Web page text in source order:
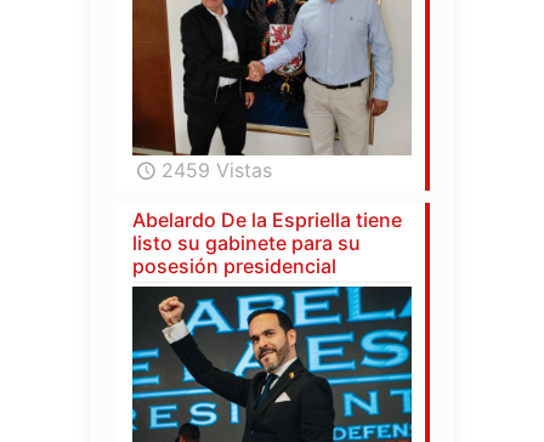
2459 Vistas
Abelardo De la Espriella tiene
listo su gabinete para su
posesión presidencial